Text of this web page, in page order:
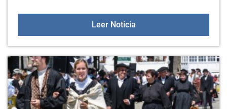
Leer NoticiaCampaña “Haz clic y